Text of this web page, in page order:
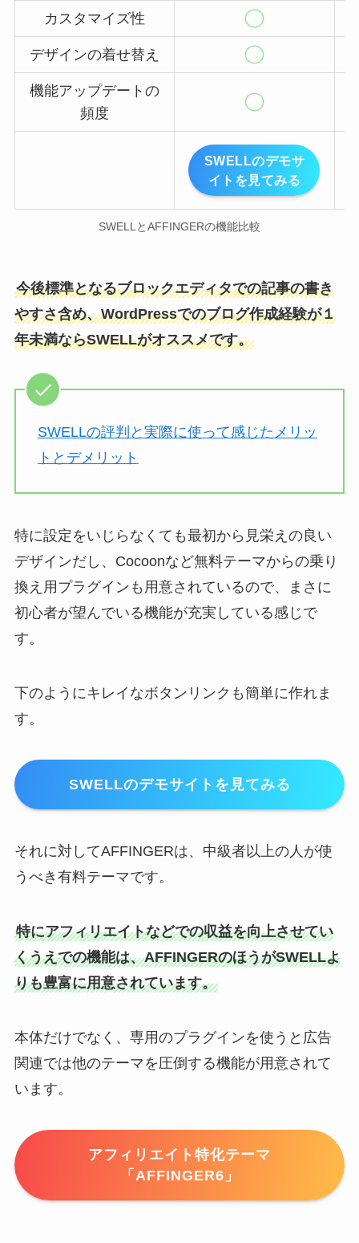
カスタマイズ性
デザインの着せ替え
機能アップデートの
頻度
SWELLのデモサ
イトを見てみる
SWELLとAFFINGERの機能比較
今後標準となるブロックエディタでの記事の書き
やすさ含め、WordPressでのブログ作成経験が１
年未満ならSWELLがオススメです。
SWELLの評判と実際に使って感じたメリッ
トとデメリット
特に設定をいじらなくても最初から見栄えの良い
デザインだし、Cocoonなど無料テーマからの乗り
換え用プラグインも用意されているので、まさに
初心者が望んでいる機能が充実している感じで
す。
下のようにキレイなボタンリンクも簡単に作れま
す。
SWELLのデモサイトを見てみる
それに対してAFFINGERは、中級者以上の人が使
うべき有料テーマです。
特にアフィリエイトなどでの収益を向上させてい
くうえでの機能は、AFFINGERのほうがSWELLよ
りも豊富に用意されています。
本体だけでなく、専用のプラグインを使うと広告
関連では他のテーマを圧倒する機能が用意されて
います。
アフィリエイト特化テーマ
「AFFINGER6」